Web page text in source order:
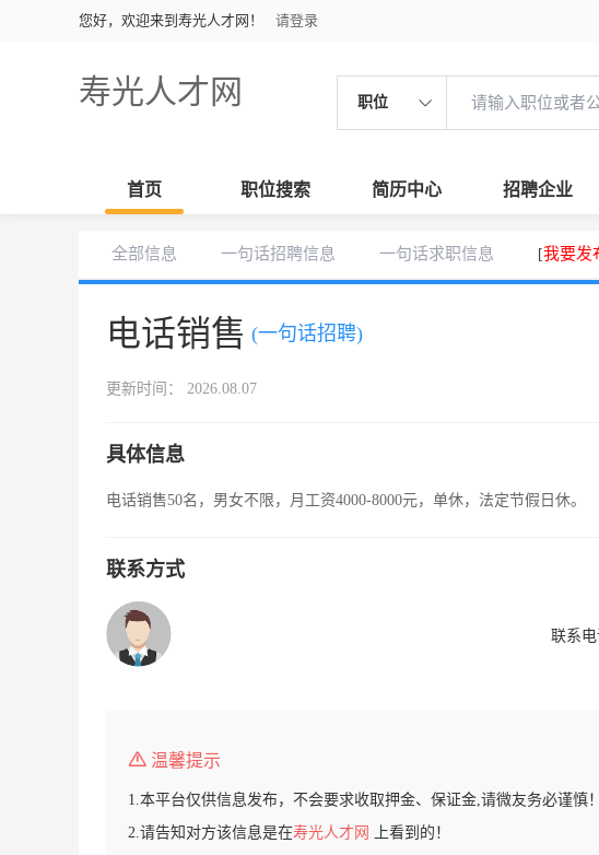
您好，欢迎来到寿光人才网！ 请登录
寿光人才网 职位
首页 职位搜索 简历中心 招聘企业
全部信息 一句话招聘信息 一句话求职信息 [我要发
电话销售 (一句话招聘)
更新时间： 2026.08.07
具体信息
电话销售50名，男女不限，月工资4000-8000元，单休，法定节假日休。
联系方式
联系电
温馨提示
1.本平台仅供信息发布，不会要求收取押金、保证金,请微友务必谨慎！
2.请告知对方该信息是在寿光人才网
上看到的！